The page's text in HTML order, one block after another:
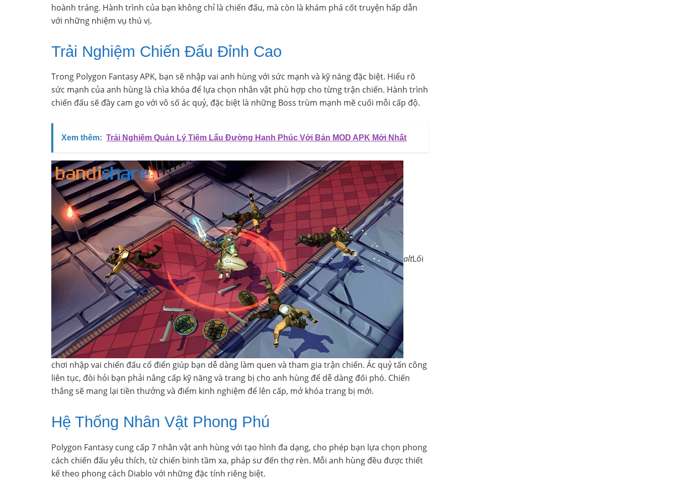
hoành tráng. Hành trình của bạn không chỉ là chiến đấu, mà còn là khám phá cốt truyện hấp dẫn
với những nhiệm vụ thú vị.
Trải Nghiệm Chiến Đấu Đỉnh Cao
Trong Polygon Fantasy APK, bạn sẽ nhập vai anh hùng với sức mạnh và kỹ năng đặc biệt. Hiểu rõ
sức mạnh của anh hùng là chìa khóa để lựa chọn nhân vật phù hợp cho từng trận chiến. Hành trình
chiến đấu sẽ đầy cam go với vô số ác quỷ, đặc biệt là những Boss trùm mạnh mẽ cuối mỗi cấp độ.
Xem thêm: Trải Nghiệm Quản Lý Tiệm Lẩu Đường Hạnh Phúc Với Bản MOD APK Mới Nhất
altLối
chơi nhập vai chiến đấu cổ điển giúp bạn dễ dàng làm quen và tham gia trận chiến. Ác quỷ tấn công
liên tục, đòi hỏi bạn phải nâng cấp kỹ năng và trang bị cho anh hùng để dễ dàng đối phó. Chiến
thắng sẽ mang lại tiền thưởng và điểm kinh nghiệm để lên cấp, mở khóa trang bị mới.
Hệ Thống Nhân Vật Phong Phú
Polygon Fantasy cung cấp 7 nhân vật anh hùng với tạo hình đa dạng, cho phép bạn lựa chọn phong
cách chiến đấu yêu thích, từ chiến binh tầm xa, pháp sư đến thợ rèn. Mỗi anh hùng đều được thiết
kế theo phong cách Diablo với những đặc tính riêng biệt.